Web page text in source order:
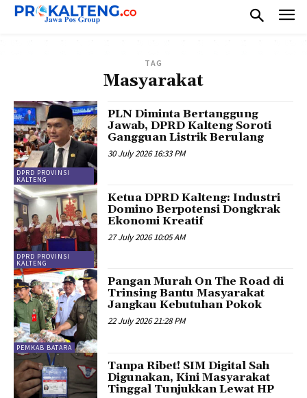
TAG
Masyarakat
DPRD PROVINSI
KALTENG
PLN Diminta Bertanggung
Jawab, DPRD Kalteng Soroti
Gangguan Listrik Berulang
30 July 2026 16:33 PM
DPRD PROVINSI
KALTENG
Ketua DPRD Kalteng: Industri
Domino Berpotensi Dongkrak
Ekonomi Kreatif
27 July 2026 10:05 AM
PEMKAB BATARA
Pangan Murah On The Road di
Trinsing Bantu Masyarakat
Jangkau Kebutuhan Pokok
22 July 2026 21:28 PM
Tanpa Ribet! SIM Digital Sah
Digunakan, Kini Masyarakat
Tinggal Tunjukkan Lewat HP